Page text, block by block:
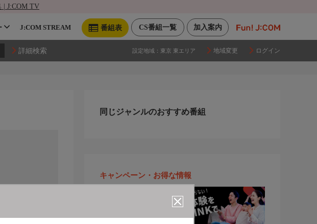
| J:COM TV
加入案内
CS番組一覧
番組表
J:COM STREAM
詳細検索 設定地域： 東京 東エリア 地域変更 ログイン
同じジャンルのおすすめ番組
キャンペーン・お得な情報